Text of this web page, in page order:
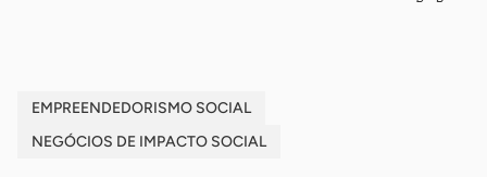
EMPREENDEDORISMO SOCIAL
NEGÓCIOS DE IMPACTO SOCIAL